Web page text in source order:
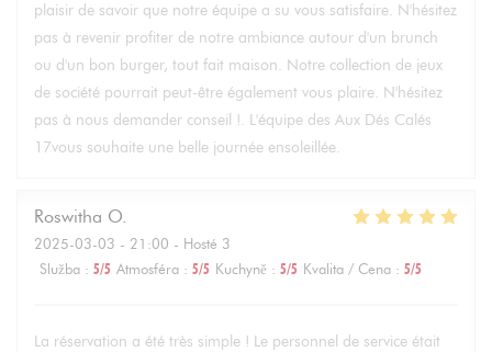
plaisir de savoir que notre équipe a su vous satisfaire. N'hésitez
pas à revenir profiter de notre ambiance autour d'un brunch
ou d'un bon burger, tout fait maison. Notre collection de jeux
de société pourrait peut-être également vous plaire. N'hésitez
pas à nous demander conseil !. L'équipe des Aux Dés Calés
17vous souhaite une belle journée ensoleillée.
Roswitha O
2025-03-03 - 21:00 - Hosté 3
Služba : 5/5 Atmosféra : 5/5 Kuchyně : 5/5 Kvalita / Cena : 5/5
La réservation a été très simple ! Le personnel de service était